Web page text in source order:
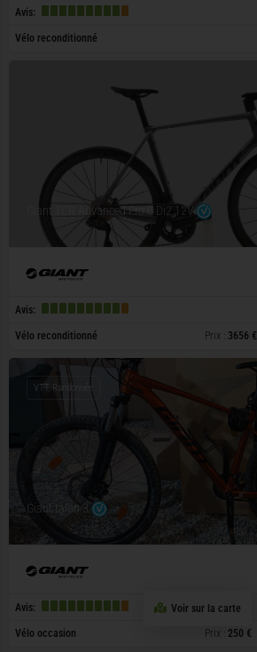
Avis:
Vélo reconditionné
Giant TCR Advanced Pro 0 Di2 12V
Avis:
Vélo reconditionné Prix : 3656 €
Giant talon 3
VTT, Randonnée
Avis:
Vélo occasion Prix : 250 €
Voir sur la carte